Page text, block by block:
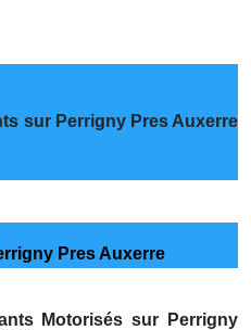
sur Perrigny Pres Auxerre
Pres Auxerre
Motorisés sur Perrigny